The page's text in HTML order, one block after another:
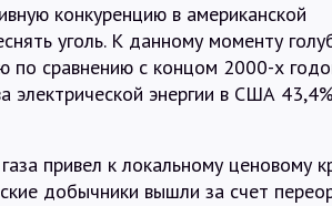
конкуренцию в американской
уголь. К данному моменту
по сравнению с концом 2000-х
электрической энергии в США
привел к локальному ценовому
добычники вышли за счет